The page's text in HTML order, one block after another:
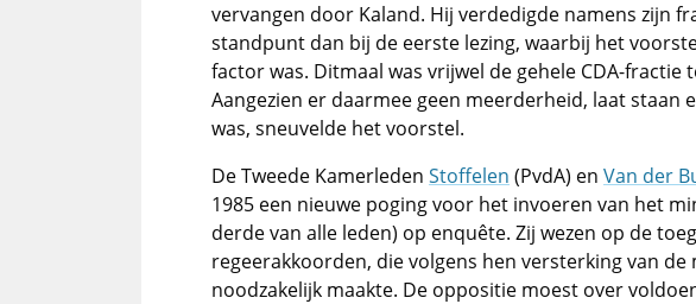
vervangen door Kaland. Hij verdedigde namens zijn
standpunt dan bij de eerste lezing, waarbij het
factor was. Ditmaal was vrijwel de gehele CDA-fractie
Aangezien er daarmee geen meerderheid, laat staan
was, sneuvelde het voorstel.
De Tweede Kamerleden Stoffelen (PvdA) en Van der
1985 een nieuwe poging voor het invoeren van het
derde van alle leden) op enquête. Zij wezen op de
regeerakkoorden, die volgens hen versterking van
noodzakelijk maakte. De oppositie moest over